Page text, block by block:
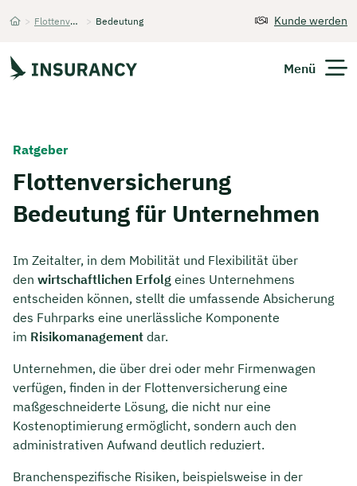
> Flottenversicherung > Bedeutung Kunde werden
Menü
Finanzen
Über Uns
Kontakt
Ratgeber
Flottenversicherung
Bedeutung für Unternehmen
Im Zeitalter, in dem Mobilität und Flexibilität über
den wirtschaftlichen Erfolg eines Unternehmens
entscheiden können, stellt die umfassende Absicherung
des Fuhrparks eine unerlässliche Komponente
im Risikomanagement dar.
Unternehmen, die über drei oder mehr Firmenwagen
verfügen, finden in der Flottenversicherung eine
maßgeschneiderte Lösung, die nicht nur eine
Kostenoptimierung ermöglicht, sondern auch den
administrativen Aufwand deutlich reduziert.
Branchenspezifische Risiken, beispielsweise in der